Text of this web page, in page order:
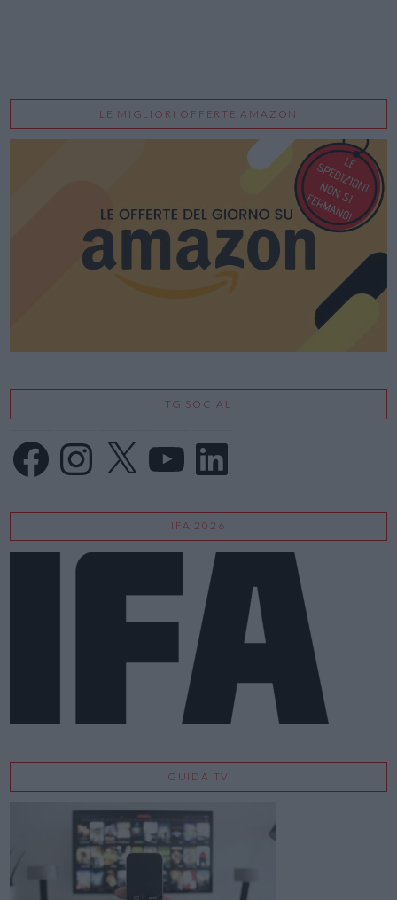
LE MIGLIORI OFFERTE AMAZON
TG SOCIAL
FacebookInstagram
X LinkedIn
IFA 2026
GUIDA TV